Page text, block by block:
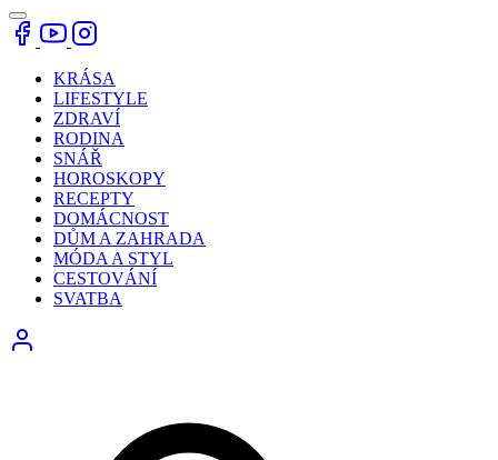
KRÁSA
LIFESTYLE
ZDRAVÍ
RODINA
SNÁŘ
HOROSKOPY
RECEPTY
DOMÁCNOST
DŮM A ZAHRADA
MÓDA A STYL
CESTOVÁNÍ
SVATBA